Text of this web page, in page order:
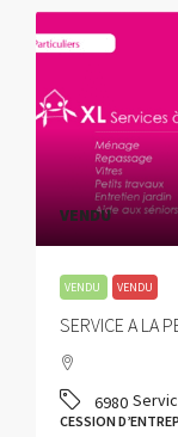
VENDU
VENDU VENDU
SERVICE A LA
6980
CESSION